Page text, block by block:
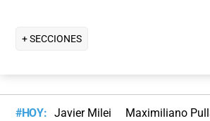
+ SECCIONES
#HOY: Javier Milei Maximiliano